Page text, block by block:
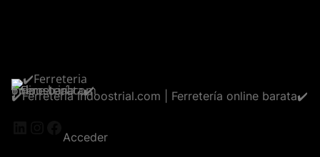
✔️Ferreteria Indoostrial.com | Ferretería online barata✔️
LinkedIn
Instagram
Facebook
Acceder